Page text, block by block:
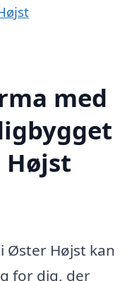
med
Øster Højst kan
for dig, der